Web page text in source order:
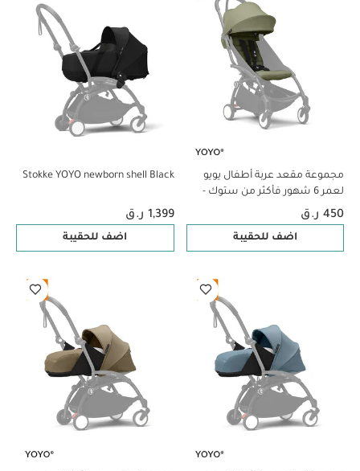
مجموعة مقعد عربة أطفال يويو
لعمر 6 شهور فأكثر من ستوك -
أخضر زيتوني
450 ر.ق
اضف للحقيبة
Stokke YOYO newborn shell Black
1,399 ر.ق
اضف للحقيبة